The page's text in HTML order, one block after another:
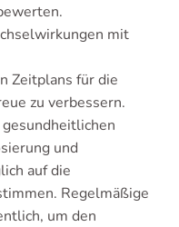
mit
Zeitplans für die
zu verbessern.
und
auf die
Regelmäßige
um den